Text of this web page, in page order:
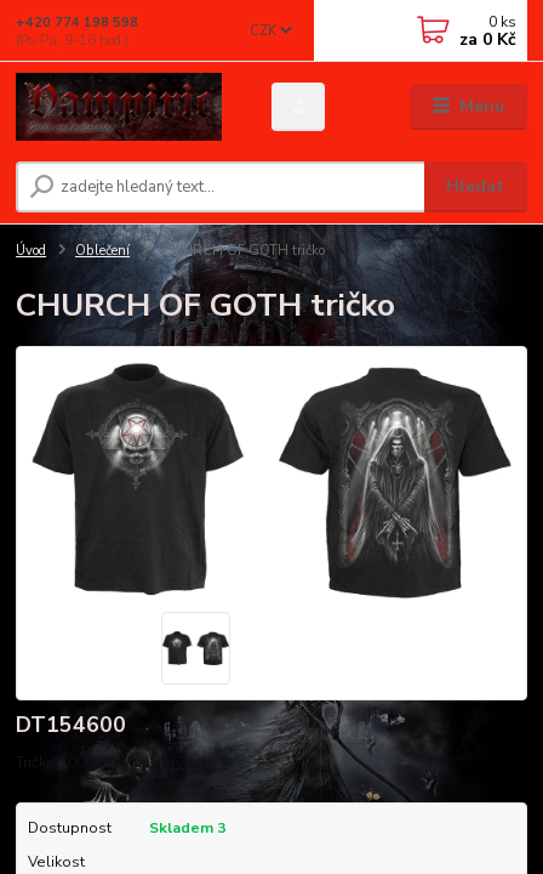
Menu
CZK
Hledat
+420 774 198 598
(Po-Pá, 9-16 hod.)
0 ks
za 0 Kč
Úvod Oblečení CHURCH OF GOTH tričko
CHURCH OF GOTH tričko
DT154600
Tričko 100% bavlna celý popis
Dostupnost
Skladem 3
Velikost